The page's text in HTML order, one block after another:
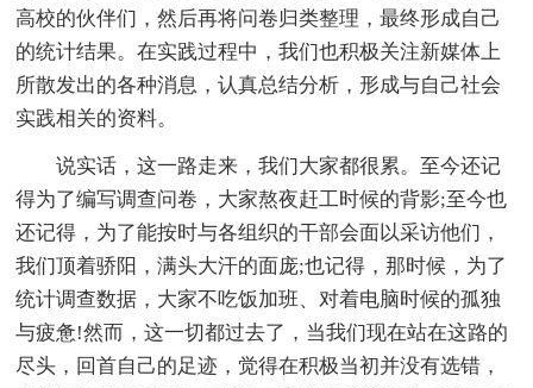
高校的伙伴们，然后再将问卷归类整理，最终形成自己
的统计结果。在实践过程中，我们也积极关注新媒体上
所散发出的各种消息，认真总结分析，形成与自己社会
实践相关的资料。
说实话，这一路走来，我们大家都很累。至今还记
得为了编写调查问卷，大家熬夜赶工时候的背影;至今也
还记得，为了能按时与各组织的干部会面以采访他们，
我们顶着骄阳，满头大汗的面庞;也记得，那时候，为了
统计调查数据，大家不吃饭加班、对着电脑时候的孤独
与疲惫!然而，这一切都过去了，当我们现在站在这路的
尽头，回首自己的足迹，觉得在积极当初并没有选错，